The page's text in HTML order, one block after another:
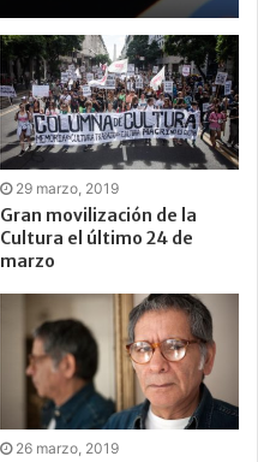
29 marzo, 2019
Gran movilización de la
Cultura el último 24 de
marzo
26 marzo, 2019